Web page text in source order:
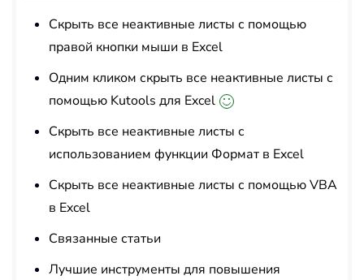
Скрыть все неактивные листы с помощью
правой кнопки мыши в Excel
Одним кликом скрыть все неактивные листы с
помощью Kutools для Excel
Скрыть все неактивные листы с
использованием функции Формат в Excel
Скрыть все неактивные листы с помощью VBA
в Excel
Связанные статьи
Лучшие инструменты для повышения